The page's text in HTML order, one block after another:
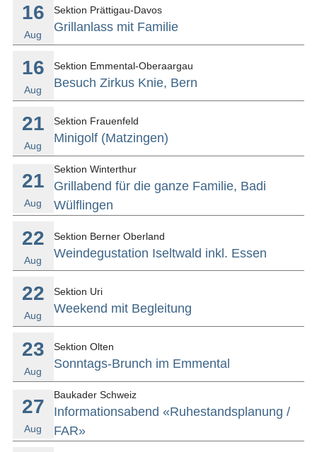
FACHMAGAZIN
ANMELDEN
DEFRIT
16
Aug
Sektion Prättigau-Davos
Grillanlass mit Familie
16
Aug
Sektion Emmental-Oberaargau
Besuch Zirkus Knie, Bern
21
Aug
Sektion Frauenfeld
Minigolf (Matzingen)
21
Aug
Sektion Winterthur
Grillabend für die ganze Familie, Badi
Wülflingen
22
Aug
Sektion Berner Oberland
Weindegustation Iseltwald inkl. Essen
22
Aug
Sektion Uri
Weekend mit Begleitung
23
Aug
Sektion Olten
Sonntags-Brunch im Emmental
27
Aug
Baukader Schweiz
Informationsabend «Ruhestandsplanung /
FAR»